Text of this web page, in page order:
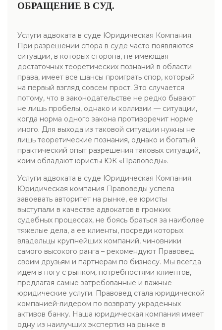
ОБРАЩЕНИЕ В СУД.
Услуги адвоката в суде Юридическая Компания.
При разрешении спора в суде часто появляются
ситуации, в которых сторона, не имеющая
достаточных теоретических познаний в области
права, имеет все шансы проиграть спор, который
на первый взгляд совсем прост. Это случается
потому, что в законодательстве не редко бывают
не лишь пробелы, однако и коллизии — ситуации,
когда норма одного закона противоречит норме
иного. Для выхода из таковой ситуации нужны не
лишь теоретические познания, однако и богатый
практический опыт разрешения таковых ситуаций,
коим обладают юристы ЮК «Правоведы».
Услуги адвоката в суде Юридическая Компания.
Юридическая компания Правоведы успела
завоевать авторитет на рынке, ее юристы
выступали в качестве адвокатов в громких
судебных процессах, не боясь браться за наиболее
тяжелые дела, а ее клиенты, посреди которых
владельцы крупнейших компаний, чиновники
самого высокого ранга – рекомендуют Правовед
своим друзьям и партнерам по бизнесу. Мы всегда
идем в ногу с рынком, потребностями клиентов,
предлагая самые затребованные и важные
юридические услуги. Правовед стала юридической
компанией-лидером по возврату украденных
активов банку. Наша юридическая компания имеет
одну из наилучших экспертиз на рынке в